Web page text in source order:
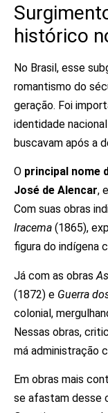
histórico
No Brasil, esse
romantismo do
geração. Foi
identidade
buscavam após a
O principal nome
José de Alencar,
Com suas obras
Iracema (1865),
figura do indígena
Já com as obras
(1872) e Guerra
colonial,
Nessas obras,
má administração
Em obras mais
se afastam desse